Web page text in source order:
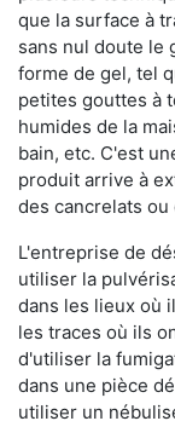
que la surface à
sans nul doute le
forme de gel, tel
petites gouttes à
humides de la
bain, etc. C'est
produit arrive à
des cancrelats ou
L'entreprise de
utiliser la
dans les lieux où
les traces où ils
d'utiliser la
dans une pièce
utiliser un